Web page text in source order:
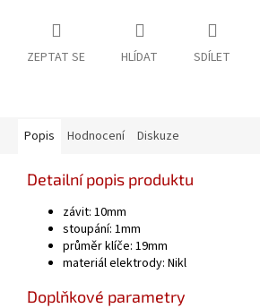
ZEPTAT SE HLÍDAT SDÍLET
Popis Hodnocení Diskuze
Detailní popis produktu
závit: 10mm
stoupání: 1mm
průměr klíče: 19mm
materiál elektrody: Nikl
Doplňkové parametry